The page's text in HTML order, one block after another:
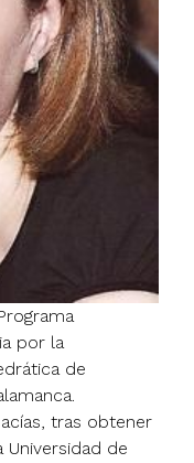
por la
de
tras obtener
de